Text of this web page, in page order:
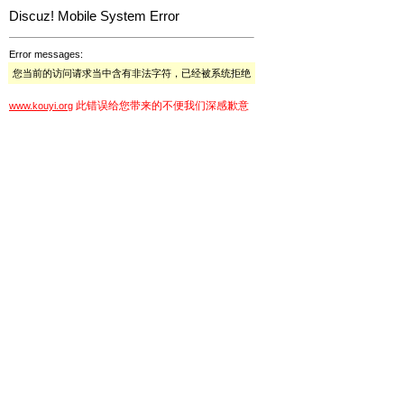
Discuz! Mobile System Error
Error messages:
您当前的访问请求当中含有非法字符，已经被系统拒绝
www.kouyi.org 此错误给您带来的不便我们深感歉意